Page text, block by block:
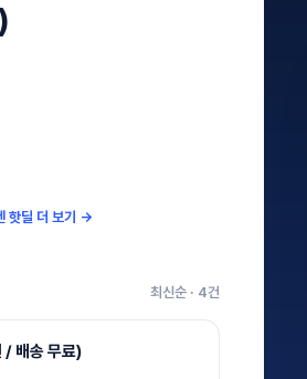
핫딜 더 보기 →
최신순 · 4건
/ 배송 무료)